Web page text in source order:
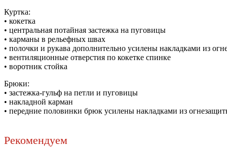
Куртка:
• кокетка
• центральная потайная застежка на пуговицы
• карманы в рельефных швах
• полочки и рукава дополнительно усилены накладками из
• вентиляционные отверстия по кокетке спинке
• воротник стойка
Брюки:
• застежка-гульф на петли и пуговицы
• накладной карман
• передние половинки брюк усилены накладками из
Рекомендуем